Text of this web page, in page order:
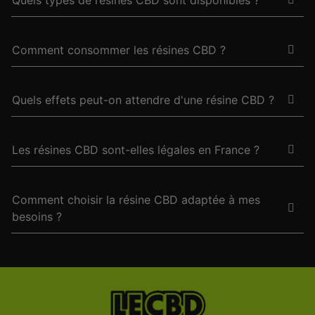
Comment consommer les résines CBD ?
Quels effets peut-on attendre d'une résine CBD ?
Les résines CBD sont-elles légales en France ?
Comment choisir la résine CBD adaptée à mes
besoins ?